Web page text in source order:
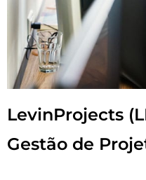
LevinProjects
Gestão de